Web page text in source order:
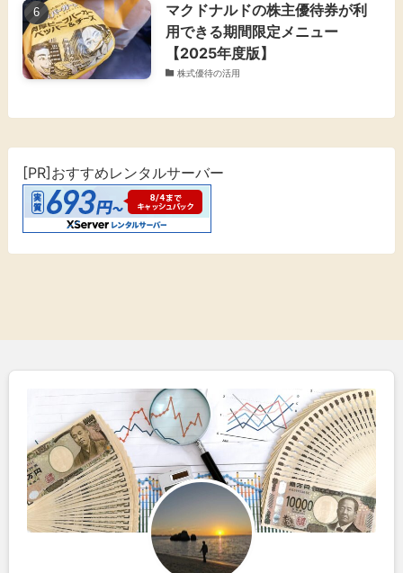
マクドナルドの株主優待券が利
用できる期間限定メニュー
【2025年度版】
株式優待の活用
[PR]おすすめレンタルサーバー